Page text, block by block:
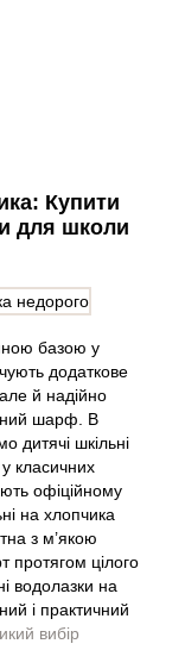
Купити
для школи
базою у
додаткове
й надійно
шарф. В
дитячі шкільні
класичних
офіційному
на хлопчика
з м’якою
цілого
водолазки на
і практичний
вибір